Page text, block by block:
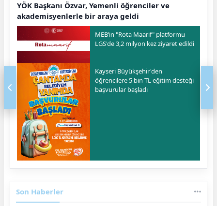
YÖK Başkanı Özvar, Yemenli öğrenciler ve
akademisyenlerle bir araya geldi
MEB’in "Rota Maarif" platformu
LGS'de 3,2 milyon kez ziyaret edildi
Kayseri Büyükşehir'den
öğrencilere 5 bin TL eğitim desteği
başvurular başladı
Son Haberler